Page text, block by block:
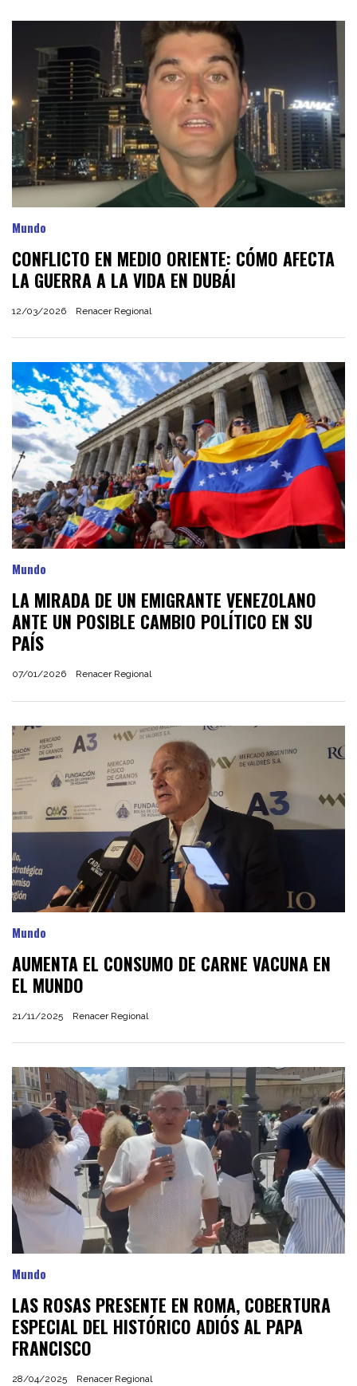
CONFLICTO EN MEDIO ORIENTE: CÓMO AFECTA
LA GUERRA A LA VIDA EN DUBÁI
Renacer Regional
Mundo
12/03/2026
LA MIRADA DE UN EMIGRANTE VENEZOLANO
ANTE UN POSIBLE CAMBIO POLÍTICO EN SU
PAÍS
Renacer Regional
Mundo
07/01/2026
AUMENTA EL CONSUMO DE CARNE VACUNA EN
EL MUNDO
Renacer Regional
Mundo
21/11/2025
LAS ROSAS PRESENTE EN ROMA, COBERTURA
ESPECIAL DEL HISTÓRICO ADIÓS AL PAPA
FRANCISCO
Renacer Regional
Mundo
28/04/2025